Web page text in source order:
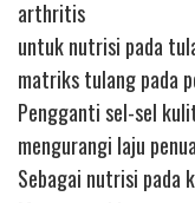
arthritis
untuk nutrisi pada
matriks tulang pada
Pengganti sel-sel
mengurangi laju
Sebagai nutrisi pada